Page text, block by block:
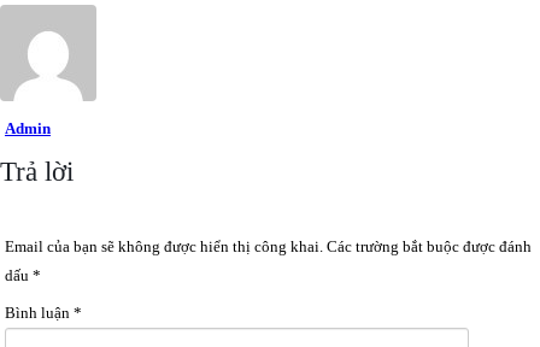
Admin
Trả lời
Email của bạn sẽ không được hiển thị công khai. Các trường bắt buộc được đánh
dấu *
Bình luận *